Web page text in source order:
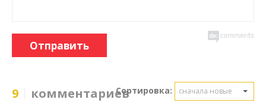
Отправить
9 комментариевСортировка: сначала новые